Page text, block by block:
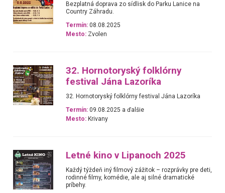
Bezplatná doprava zo sídlisk do Parku Lanice na
Country Záhradu.
Termín: 08.08.2025
Mesto: Zvolen
32. Hornotoryský folklórny
festival Jána Lazoríka
32. Hornotoryský folklórny festival Jána Lazoríka
Termín: 09.08.2025 a ďalšie
Mesto: Krivany
Letné kino v Lipanoch 2025
Každý týždeň iný filmový zážitok – rozprávky pre deti,
rodinné filmy, komédie, ale aj silné dramatické
príbehy.